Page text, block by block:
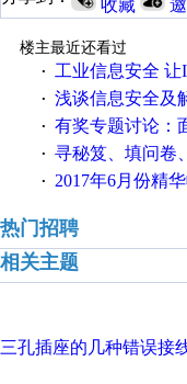
收藏
楼主最近还看过
·
工业信息安全 让
· 浅谈信息安全及
· 有奖专题讨论：面对低压变
· 寻秘笈、填问卷
· 2017年6月份精
热门招聘
相关主题
三孔插座的几种错误接